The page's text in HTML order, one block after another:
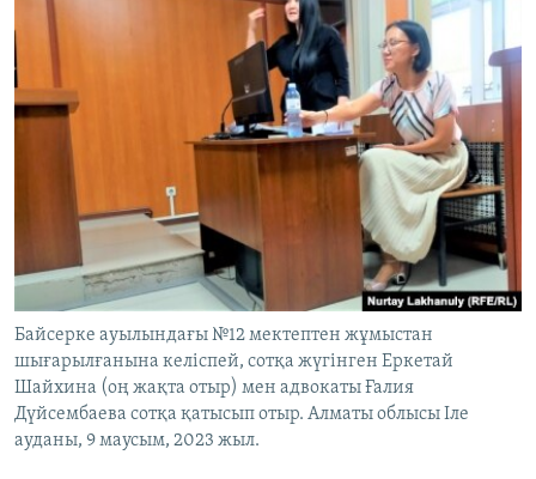
Байсерке ауылындағы №12 мектептен жұмыстан
шығарылғанына келіспей, сотқа жүгінген Еркетай
Шайхина (оң жақта отыр) мен адвокаты Ғалия
Дүйсембаева сотқа қатысып отыр. Алматы облысы Іле
ауданы, 9 маусым, 2023 жыл.